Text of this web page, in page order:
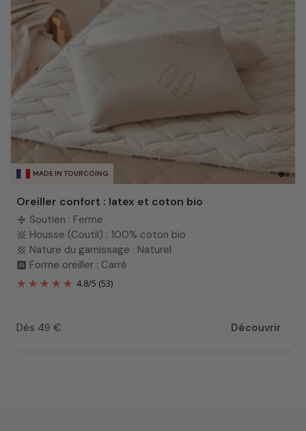
MADE IN TOURCOING
Oreiller confort : latex et coton bio
compress Soutien : Ferme
texture Housse (Coutil) : 100% coton bio
texture Nature du garnissage : Naturel
bedroom_child Forme oreiller : Carré
4.8/5 (53)
Prix
Dès 49 € Découvrir